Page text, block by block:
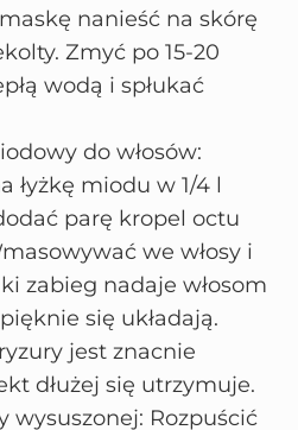
nanieść na skórę
Zmyć po 15-20
wodą i spłukać
do włosów:
łyżkę miodu w 1/4 l
parę kropel octu
we włosy i
zabieg nadaje włosom
się układają.
jest znacnie
dłużej się utrzymuje.
wysuszonej: Rozpuścić